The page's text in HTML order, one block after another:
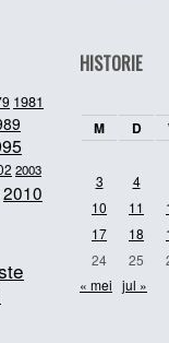
1981
2003
2010
HISTORIE
M D
3
4
10
11
17
18
24
25
« mei jul »